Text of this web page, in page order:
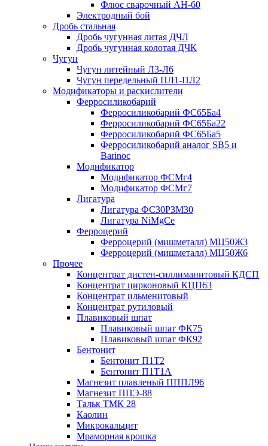
Флюс сварочный АН-60
Электродный бой
Дробь стальная
Дробь чугунная литая ДЧЛ
Дробь чугунная колотая ДЧК
Чугун
Чугун литейный Л3-Л6
Чугун передельный ПЛ1-ПЛ2
Модификаторы и раскислители
Ферросиликобарий
Ферросиликобарий ФС65Ба4
Ферросиликобарий ФС65Ба22
Ферросиликобарий ФС65Ба5
Ферросиликобарий аналог SB5 и
Barinoc
Модификатор
Модификатор ФСМг4
Модификатор ФСМг7
Лигатура
Лигатура ФС30РЗМ30
Лигатура NiMgCe
Ферроцерий
Ферроцерий (мишметалл) МЦ50Ж3
Ферроцерий (мишметалл) МЦ50Ж6
Прочее
Концентрат дистен-силлиманитовый КДСП
Концентрат цирконовый КЦП63
Концентрат ильменитовый
Концентрат рутиловый
Плавиковый шпат
Плавиковый шпат ФК75
Плавиковый шпат ФК92
Бентонит
Бентонит П1Т2
Бентонит П1Т1А
Магнезит плавленый ПППЛ96
Магнезит ППЭ-88
Тальк ТМК 28
Каолин
Микрокальцит
Мраморная крошка